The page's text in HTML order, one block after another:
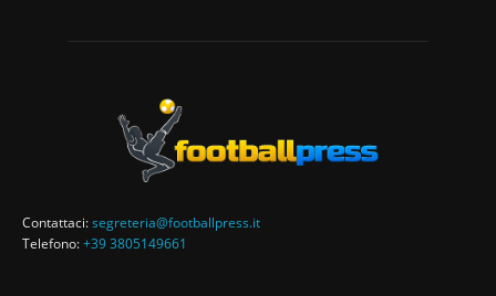
Contattaci:segreteria@footballpress.it
Telefono:+39 3805149661